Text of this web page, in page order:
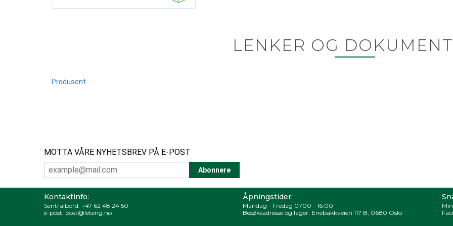
LENKER OG
Produsent
MOTTA VÅRE NYHETSBREV PÅ E-POST
Kontaktinfo:
Sentralbord: +47 62 48 24 50
e-post: post@leteng.no
Åpningstider:
Mandag - Fredag 0700 - 16:00
Besøksadresse og lager: Enebakkveien 117 B, 0680 Oslo